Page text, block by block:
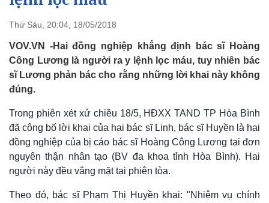
Nhận diện sự thật
Thứ Sáu, 20:04, 18/05/2018
VOV.VN -Hai đồng nghiệp khẳng định bác sĩ Hoàng
Công Lương là người ra y lệnh lọc máu, tuy nhiên bác
sĩ Lương phản bác cho rằng những lời khai này không
đúng.
Trong phiên xét xử chiều 18/5, HĐXX TAND TP Hòa Bình
đã công bố lời khai của hai bác sĩ Linh, bác sĩ Huyền là hai
đồng nghiệp của bị cáo bác sĩ Hoàng Công Lương tại đơn
nguyên thận nhân tạo (BV đa khoa tỉnh Hòa Bình). Hai
người này đều vắng mặt tại phiên tòa.
Theo đó, bác sĩ Phạm Thị Huyền khai: "Nhiệm vụ chính